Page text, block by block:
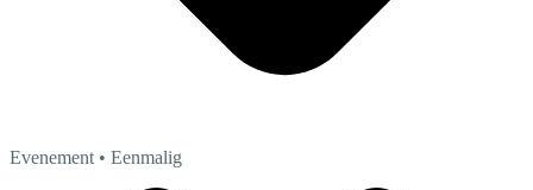
Evenement • Eenmalig